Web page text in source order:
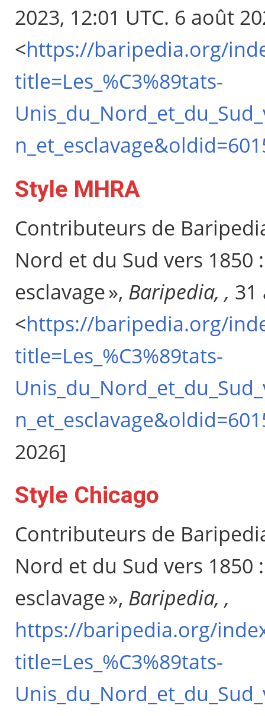
2023, 12:01 UTC. 6 août
<https://baripedia.org/
title=Les_%C3%89tats-
Style MHRA
Contributeurs de
Nord et du Sud vers
esclavage », Baripedia, , 31
<https://baripedia.org/
title=Les_%C3%89tats-
2026]
Style Chicago
Contributeurs de
Nord et du Sud vers
esclavage », Baripedia, ,
https://baripedia.org/
title=Les_%C3%89tats-